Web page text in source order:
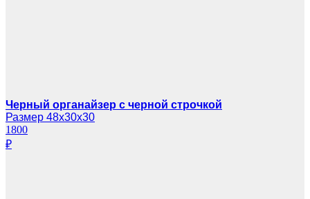
Черный органайзер с черной строчкой
Размер 48х30х30
1800
₽